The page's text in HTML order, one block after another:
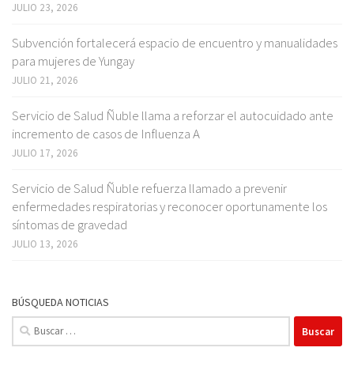
JULIO 23, 2026
Subvención fortalecerá espacio de encuentro y manualidades
para mujeres de Yungay
JULIO 21, 2026
Servicio de Salud Ñuble llama a reforzar el autocuidado ante
incremento de casos de Influenza A
JULIO 17, 2026
Servicio de Salud Ñuble refuerza llamado a prevenir
enfermedades respiratorias y reconocer oportunamente los
síntomas de gravedad
JULIO 13, 2026
BÚSQUEDA NOTICIAS
Buscar: